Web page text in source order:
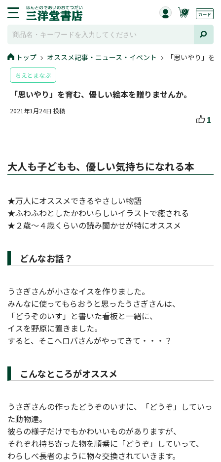
0
トップ オススメ記事・ニュース・イベント 「思いやり」を
ちえとまなぶ
「思いやり」を育む、優しい絵本を贈りませんか。
2021年1月24日 投稿
1
大人も子どもも、優しい気持ちになれる本
★万人にオススメできるやさしい物語
★ふわふわとしたかわいらしいイラストで癒される
★２歳～４歳くらいの読み聞かせが特にオススメ
どんなお話？
うさぎさんが小さなイスを作りました。
みんなに使ってもらおうと思ったうさぎさんは、
「どうぞのいす」と書いた看板と一緒に、
イスを野原に置きました。
すると、そこへロバさんがやってきて・・・？
こんなところがオススメ
うさぎさんの作ったどうぞのいすに、「どうぞ」していっ
た動物達。
彼らの様子だけでもかわいいものがありますが、
それぞれ持ち寄った物を順番に「どうぞ」していって、
わらしべ長者のように物々交換されていきます。